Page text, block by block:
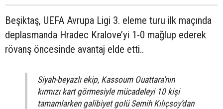
Beşiktaş, UEFA Avrupa Ligi 3. eleme turu ilk maçında
deplasmanda Hradec Kralove’yi 1-0 mağlup ederek
rövanş öncesinde avantaj elde etti..
Siyah-beyazlı ekip, Kassoum Ouattara’nın
kırmızı kart görmesiyle mücadeleyi 10 kişi
tamamlarken galibiyet golü Semih Kılıçsoy’dan